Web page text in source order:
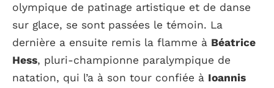
olympique de patinage artistique et de danse
sur glace, se sont passées le témoin. La
dernière a ensuite remis la flamme à Béatrice
Hess, pluri-championne paralympique de
natation, qui l’a à son tour confiée à Ioannis